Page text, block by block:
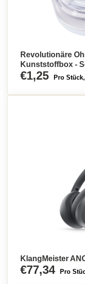
Revolutionäre
Kunststoffbox -
€1,25 Pro
KlangMeister
€77,34 Pro